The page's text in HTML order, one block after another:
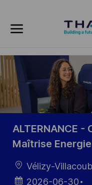
-
ALTERNANCE
Maîtrise
Location
Vélizy-
Posted2026-06-30